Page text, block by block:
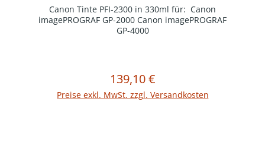
Canon Tinte PFI-2300 in 330ml für: Canon
imagePROGRAF GP-2000 Canon imagePROGRAF
GP-4000
Regulärer Preis:
139,10 €
Preise exkl. MwSt. zzgl. Versandkosten
In den Warenkorb